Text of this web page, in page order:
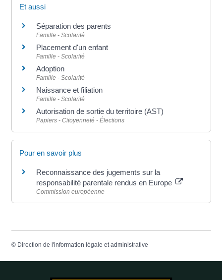
Et aussi
Séparation des parents
Famille - Scolarité
Placement d'un enfant
Famille - Scolarité
Adoption
Famille - Scolarité
Naissance et filiation
Famille - Scolarité
Autorisation de sortie du territoire (AST)
Papiers - Citoyenneté - Élections
Pour en savoir plus
Reconnaissance des jugements sur la
responsabilité parentale rendus en Europe
Commission européenne
© Direction de l'information légale et administrative